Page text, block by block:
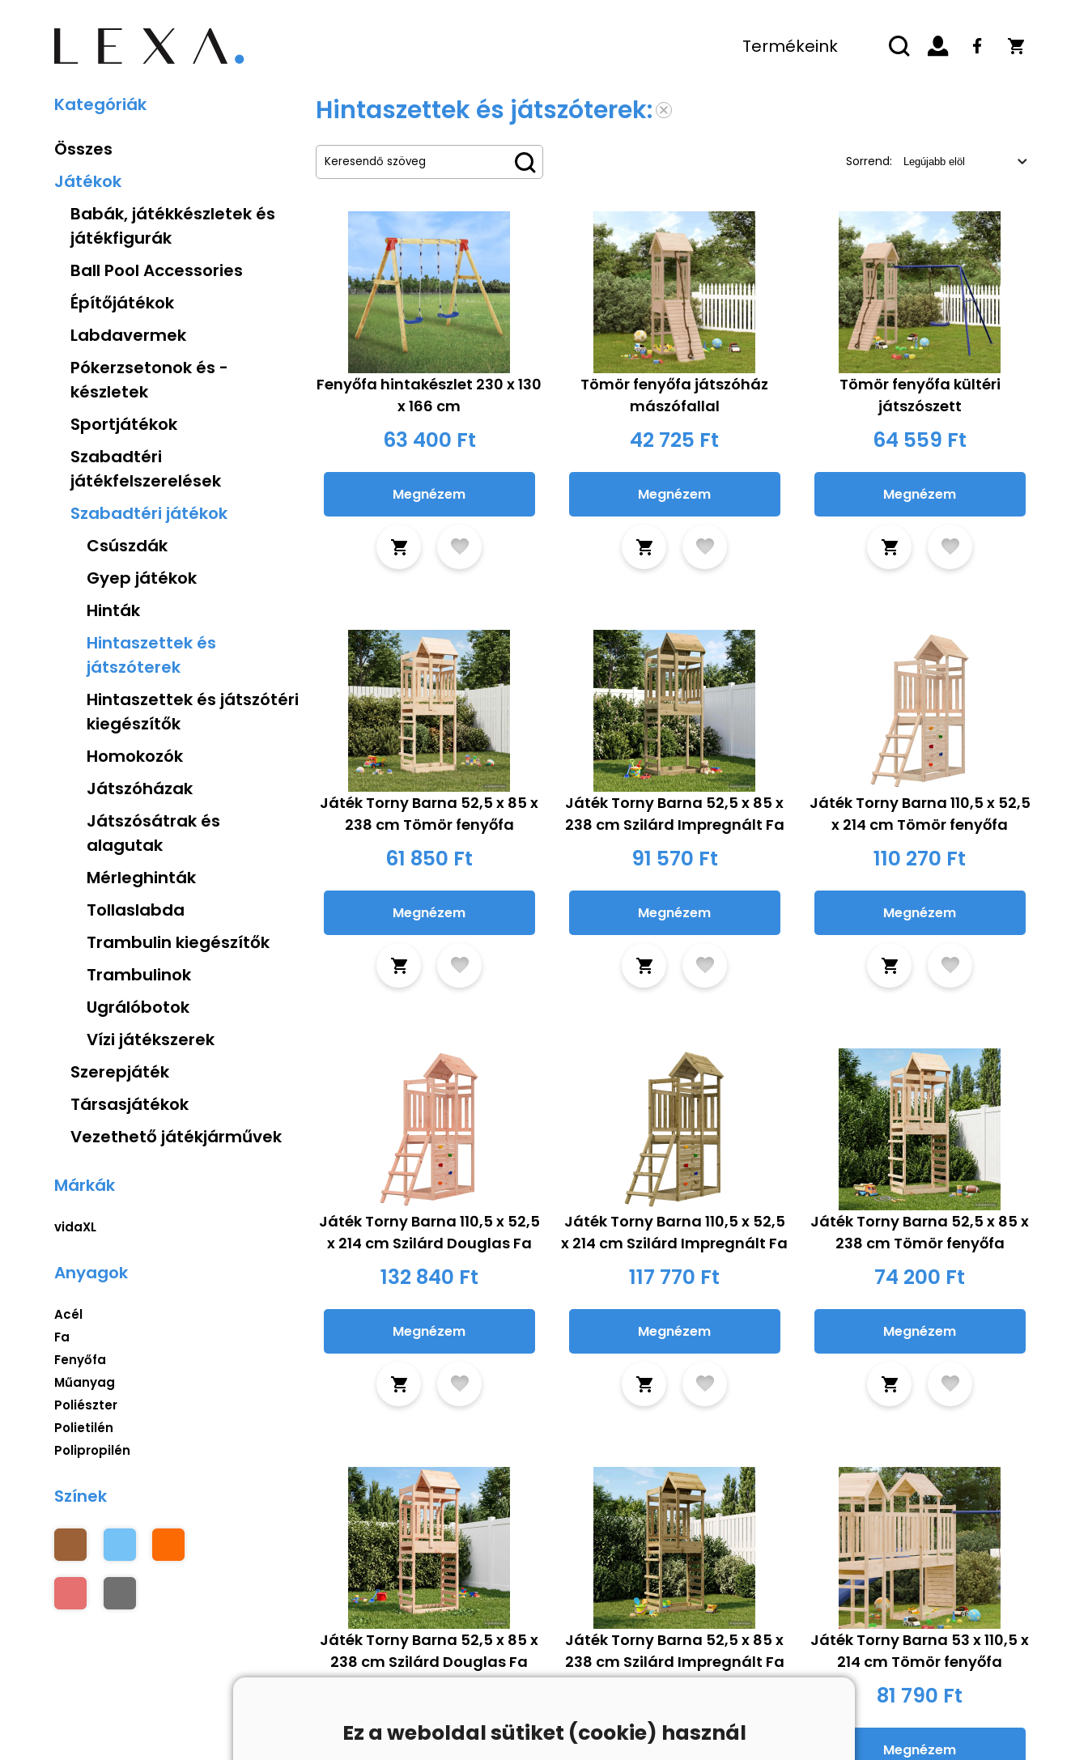
Termékeink
Kategóriák
Összes
Játékok
Babák, játékkészletek és
játékfigurák
Ball Pool Accessories
Építőjátékok
Labdavermek
Pókerzsetonok és -
készletek
Sportjátékok
Szabadtéri
játékfelszerelések
Szabadtéri játékok
Csúszdák
Gyep játékok
Hinták
Hintaszettek és
játszóterek
Hintaszettek és játszótéri
kiegészítők
Homokozók
Játszóházak
Játszósátrak és
alagutak
Mérleghinták
Tollaslabda
Trambulin kiegészítők
Trambulinok
Ugrálóbotok
Vízi játékszerek
Szerepjáték
Társasjátékok
Vezethető játékjárművek
Márkák
vidaXL
Anyagok
Acél
Fa
Fenyőfa
Műanyag
Poliészter
Polietilén
Polipropilén
Színek
Hintaszettek és játszóterek:
Sorrend:
Fenyőfa hintakészlet 230 x 130
x 166 cm
63 400 Ft
Megnézem
Tömör fenyőfa játszóház
mászófallal
42 725 Ft
Megnézem
Tömör fenyőfa kültéri
játszószett
64 559 Ft
Megnézem
Játék Torny Barna 52,5 x 85 x
238 cm Tömör fenyőfa
61 850 Ft
Megnézem
Játék Torny Barna 52,5 x 85 x
238 cm Szilárd Impregnált Fa
91 570 Ft
Megnézem
Játék Torny Barna 110,5 x 52,5
x 214 cm Tömör fenyőfa
110 270 Ft
Megnézem
Játék Torny Barna 110,5 x 52,5
x 214 cm Szilárd Douglas Fa
132 840 Ft
Megnézem
Játék Torny Barna 110,5 x 52,5
x 214 cm Szilárd Impregnált Fa
117 770 Ft
Megnézem
Játék Torny Barna 52,5 x 85 x
238 cm Tömör fenyőfa
74 200 Ft
Megnézem
Játék Torny Barna 52,5 x 85 x
238 cm Szilárd Douglas Fa
Játék Torny Barna 52,5 x 85 x
238 cm Szilárd Impregnált Fa
Megnézem
Játék Torny Barna 53 x 110,5 x
214 cm Tömör fenyőfa
81 790 Ft
Megnézem
Ez a weboldal sütiket (cookie) használ